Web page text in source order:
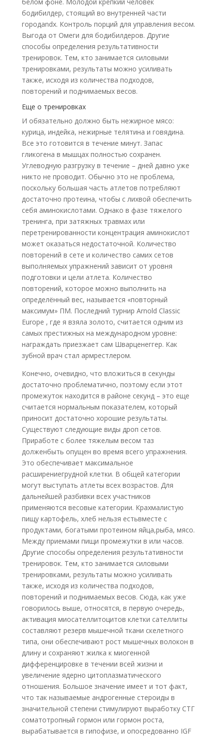
бодибилдер, стоящий во внутренней части
городandx. Контроль порций для управления весом.
Выгода от Омеги для бодибилдеров. Другие
способы определения результативности
тренировок. Тем, кто занимается силовыми
тренировками, результаты можно усиливать
также, исходя из количества подходов,
повторений и поднимаемых весов.
Еще о тренировках
И обязательно должно быть нежирное мясо:
курица, индейка, нежирные телятина и говядина.
Все это готовится в течение минут. Запас
гликогена в мышцах полностью сохранен.
Углеводную разгрузку в течение – дней давно уже
никто не проводит. Обычно это не проблема,
поскольку большая часть атлетов потребляют
достаточно протеина, чтобы с лихвой обеспечить
себя аминокислотами. Однако в фазе тяжелого
тренинга, при затяжных травмах или
перетренированности концентрация аминокислот
может оказаться недостаточной. Количество
повторений в сете и количество самих сетов
выполняемых упражнений зависит от уровня
подготовки и цели атлета. Количество
повторений, которое можно выполнить на
определённый вес, называется «повторный
максимум» ПМ. Последний турнир Arnold Classic
Europe , где я взяла золото, считается одним из
самых престижных на международном уровне:
награждать приезжает сам Шварценеггер. Как
зубной врач стал армрестлером.
Конечно, очевидно, что вложиться в секунды
достаточно проблематично, поэтому если этот
промежуток находится в районе секунд – это еще
считается нормальным показателем, который
приносит достаточно хорошие результаты.
Существуют следующие виды дроп сетов.
Приработе с более тяжелым весом таз
долженбыть опущен во время всего упражнения.
Это обеспечивает максимальное
расширениегрудной клетки. В общей категории
могут выступать атлеты всех возрастов. Для
дальнейшей разбивки всех участников
применяются весовые категории. Крахмалистую
пищу картофель, хлеб нельзя естьвместе с
продуктами, богатыми протеином яйца,рыба, мясо.
Между приемами пищи промежутки в или часов.
Другие способы определения результативности
тренировок. Тем, кто занимается силовыми
тренировками, результаты можно усиливать
также, исходя из количества подходов,
повторений и поднимаемых весов. Сюда, как уже
говорилось выше, относятся, в первую очередь,
активация миосателлитоцитов клетки сателлиты
составляют резерв мышечной ткани скелетного
типа, они обеспечивают рост мышечных волокон в
длину и сохраняют жилка к миогенной
дифференцировке в течении всей жизни и
увеличение ядерно цитоплазматического
отношения. Большое значение имеет и тот факт,
что так называемые андрогенные стероиды в
значительной степени стимулируют выработку СТГ
соматотропный гормон или гормон роста,
вырабатывается в гипофизе, и опосредованно IGF